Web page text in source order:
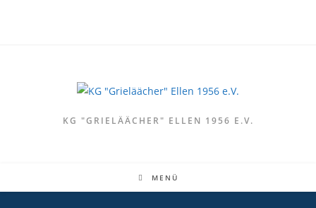
KG "GRIELÄÄCHER" ELLEN 1956 E.V.
MENÜ